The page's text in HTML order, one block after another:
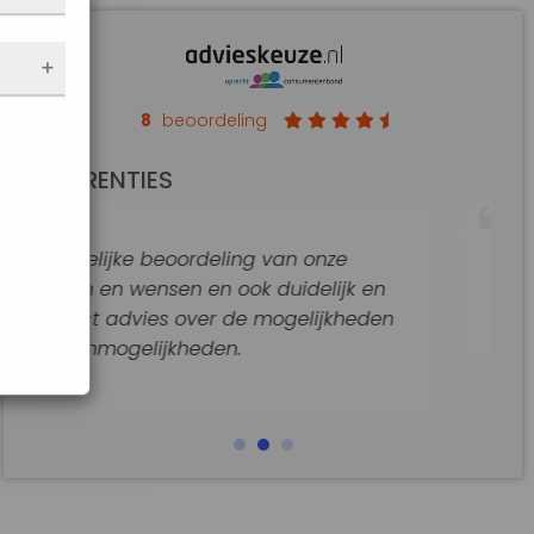
8 beoordeling
REFERENTIES
van onze
ook duidelijk en
mogelijkheden
Goede hulp en adviezen.
Goede begeleiding van
op